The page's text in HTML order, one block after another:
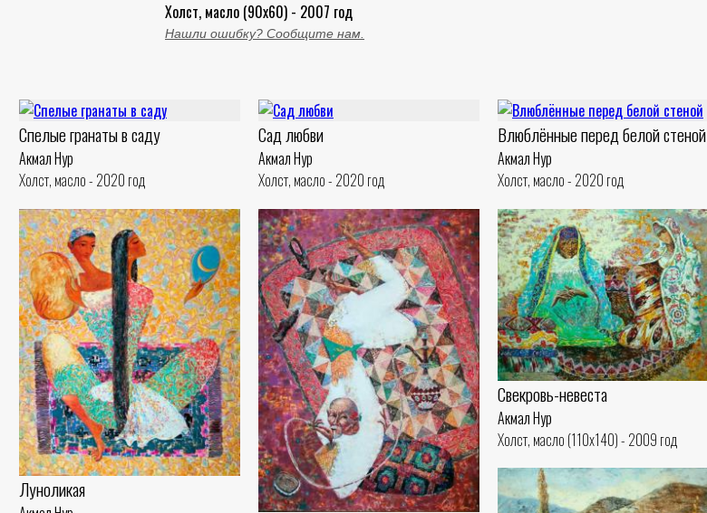
Холст, масло (90x60) - 2007 год
Нашли ошибку? Сообщите нам.
Спелые гранаты в саду
Акмал Нур
Холст, масло - 2020 год
Сад любви
Акмал Нур
Холст, масло - 2020 год
Влюблённые перед белой стеной
Акмал Нур
Холст, масло - 2020 год
Луноликая
Свекровь-невеста
Акмал Нур
Холст, масло (110x140) - 2009 год